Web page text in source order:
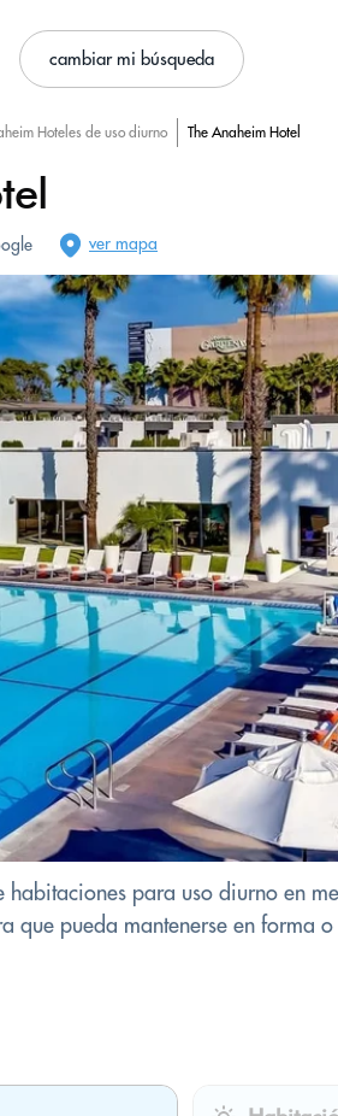
cambiar mi búsqueda
Hoteles de uso diurno The Anaheim Hotel
ver mapa
habitaciones para uso diurno en
que pueda mantenerse en forma